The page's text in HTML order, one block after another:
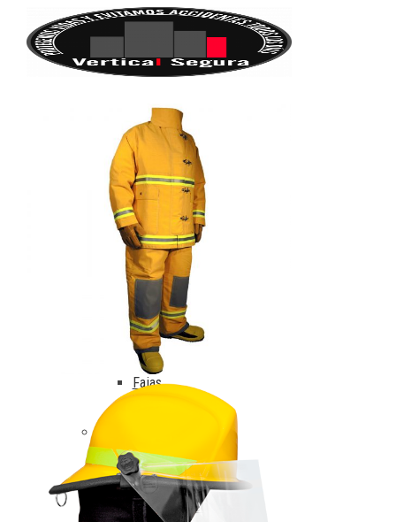
Equipo contra Incendios
Accesorios
Botas
Cascos
Guantes
Monja o capucha
Trajes de bombero
Protección Personal (EPP)
Cinturones
Fajas
Protección Respiratoria
Cartuchos
Filtros y Pre-Filtros
Máscaras reutilizables